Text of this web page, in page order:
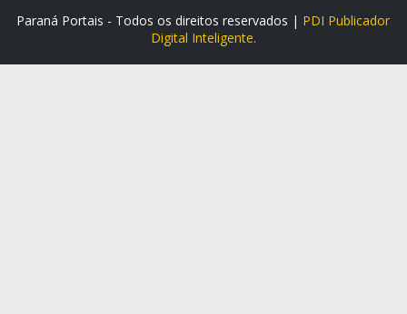
Paraná Portais - Todos os direitos reservados | PDI Publicador
Digital Inteligente.